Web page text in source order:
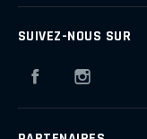
SUIVEZ-NOUS SUR
Facebook